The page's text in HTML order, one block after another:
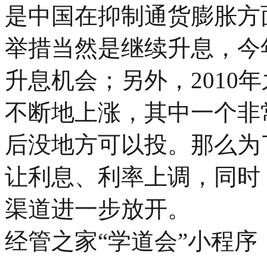
是中国在抑制通货膨胀
举措当然是继续升息，
升息机会；另外，2010
不断地上涨，其中一个
后没地方可以投。那么
让利息、利率上调，同
渠道进一步放开。
经管之家“学道会”小程序